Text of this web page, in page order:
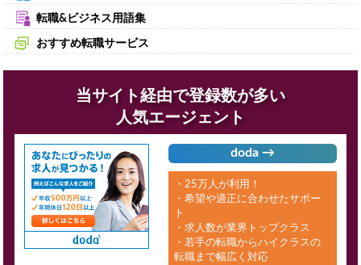
転職&ビジネス用語集
おすすめ転職サービス
当サイト経由で登録数が多い
人気エージェント
doda →
・25万人が利用！
・希望や適正に合わせたサポー
ト
・求人数が業界トップクラス
・若手の転職からハイクラスの
転職まで幅広く対応